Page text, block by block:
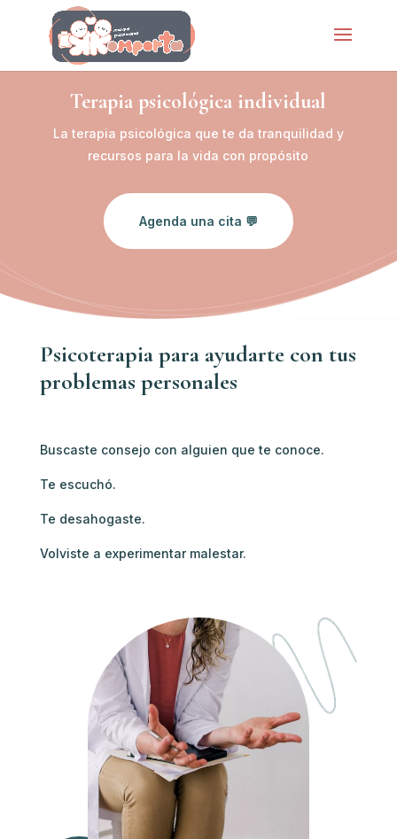
Terapia psicológica individual
La terapia psicológica que te da tranquilidad y
recursos para la vida con propósito
Agenda una cita 💬
Psicoterapia para ayudarte con tus
problemas personales
Buscaste consejo con alguien que te conoce.
Te escuchó.
Te desahogaste.
Volviste a experimentar malestar.